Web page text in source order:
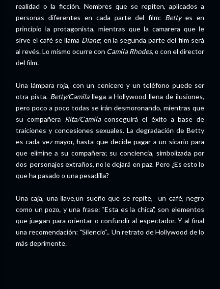
realidad o la ficción. Nombres que se repiten, aplicados a
personas diferentes en cada parte del film: Bettyes en
principio la protagonista, mientras que la camarera que le
sirve el café se llama Diane; en la segunda parte del film será
al revés. Lo mismo ocurre con Camila Rhodes, o con el director
del film.
Una lámpara roja, con un cenicero y un teléfono puede ser
otra pista. Betty/Camilallega a Hollywood llena de ilusiones,
pero poco a poco todas se irán desmoronando, mientras que
su compañera Rita/Camilaconseguirá el éxito a base de
traiciones y concesiones sexuales. La degradación de Betty
es cada vez mayor, hasta que decide pagar a un sicario para
que elimine a su compañera; su conciencia, simbolizada por
dos personajes extraños, no le dejará en paz. Pero ¿Es esto lo
que ha pasado o una pesadilla?
Una caja, una llave,un sueño que se repite, un café, negro
como un pozo, y una frase: "Esta es la chica", son elementos
que juegan para orientar o confundir al espectador. Y al final
una recomendación: "Silencio".. Un retrato de Hollywood de lo
más deprimente.